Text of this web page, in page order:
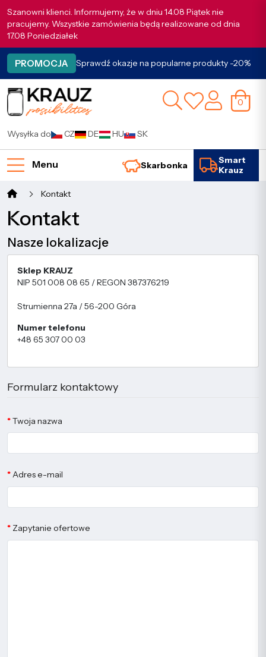
Szanowni klienci. Informujemy, że w dniu 14.08 Piątek nie
pracujemy. Wszystkie zamówienia będą realizowane od dnia
17.08 Poniedziałek
PROMOCJA Sprawdź okazje na popularne produkty -20%
0
Wysyłka do CZ DE HU SK
Menu Skarbonka
Smart
Krauz
Kontakt
Kontakt
Nasze lokalizacje
Sklep KRAUZ
NIP 501 008 08 65 / REGON 387376219
Strumienna 27a / 56-200 Góra
Numer telefonu
+48 65 307 00 03
Formularz kontaktowy
Twoja nazwa
Adres e-mail
Zapytanie ofertowe